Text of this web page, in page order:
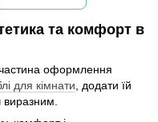
та комфорт в
оформлення
для кімнати, додати їй
виразним.